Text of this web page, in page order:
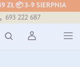
ZŁ 📦 3-9 SIERPNIA
693 222 687